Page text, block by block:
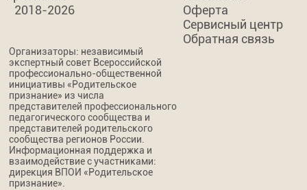
2018-2026
Оферта
Сервисный центр
Обратная связь
Организаторы: независимый
экспертный совет Всероссийской
профессионально-общественной
инициативы «Родительское
признание» из числа
представителей профессионального
педагогического сообщества и
представителей родительского
сообщества регионов России.
Информационная поддержка и
взаимодействие с участниками:
дирекция ВПОИ «Родительское
признание».